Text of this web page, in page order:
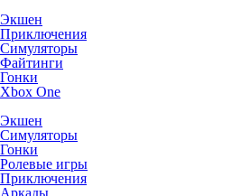
Экшен
Приключения
Симуляторы
Файтинги
Гонки
Xbox One
Экшен
Симуляторы
Гонки
Ролевые игры
Приключения
Аркады